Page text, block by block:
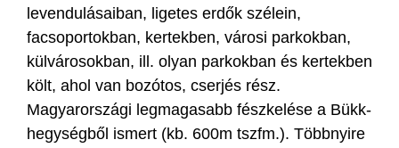
levendulásaiban, ligetes erdők szélein,
facsoportokban, kertekben, városi parkokban,
külvárosokban, ill. olyan parkokban és kertekben
költ, ahol van bozótos, cserjés rész.
Magyarországi legmagasabb fészkelése a Bükk-
hegységből ismert (kb. 600m tszfm.). Többnyire